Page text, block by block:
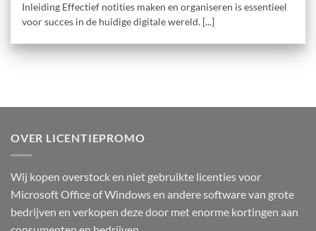
Inleiding Effectief notities maken en organiseren is essentieel
voor succes in de huidige digitale wereld. [...]
OVER LICENTIEPROMO
Wij kopen overstock en niet gebruikte licenties voor
Microsoft Office of Windows en andere software van grote
bedrijven en verkopen deze door met enorme kortingen aan